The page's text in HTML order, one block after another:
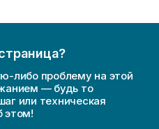
либо проблему на этой
— будь то
или техническая
этом!